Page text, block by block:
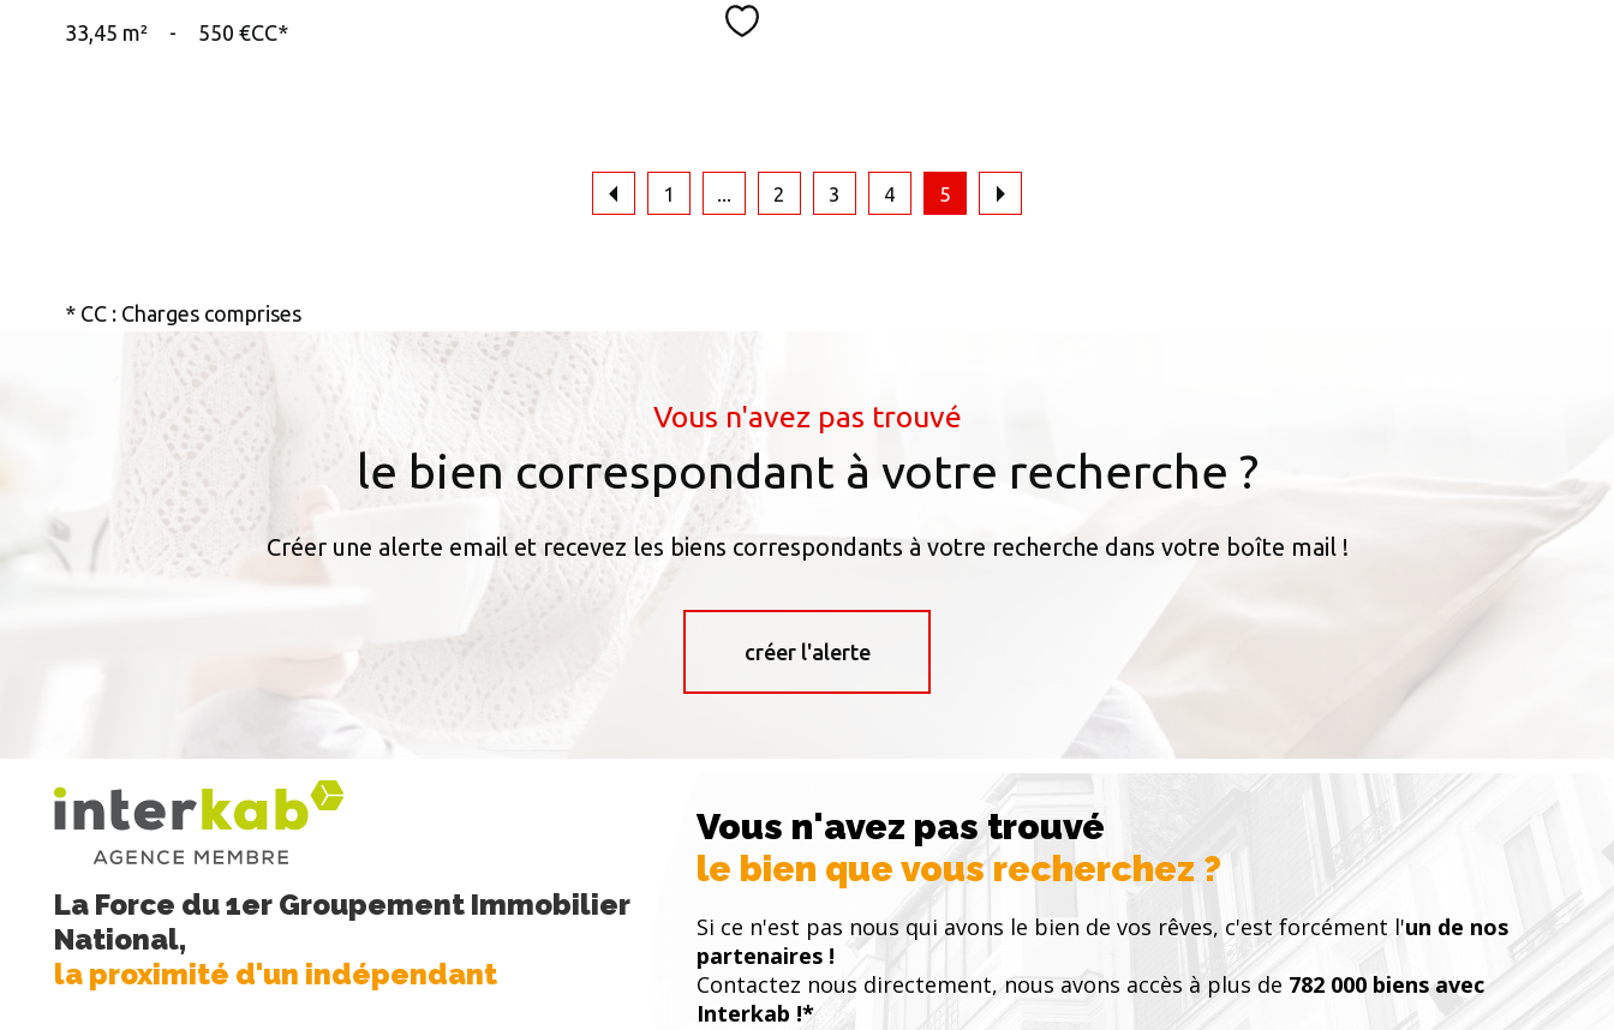
33,45 m² - 550 €CC* Sélectionner
1 ... 2 3 4 5
* CC : Charges comprises
Vous n'avez pas trouvé
le bien correspondant à votre recherche ?
Créer une alerte email et recevez les biens correspondants à votre recherche dans votre boîte mail !
créer l'alerte
La Force du 1er Groupement Immobilier
National,
la proximité d'un indépendant
Vous n'avez pas trouvé
le bien que vous recherchez ?
Si ce n'est pas nous qui avons le bien de vos rêves, c'est forcément l'un de nos
partenaires !
Contactez nous directement, nous avons accès à plus de 782 000 biens avec
Interkab !*